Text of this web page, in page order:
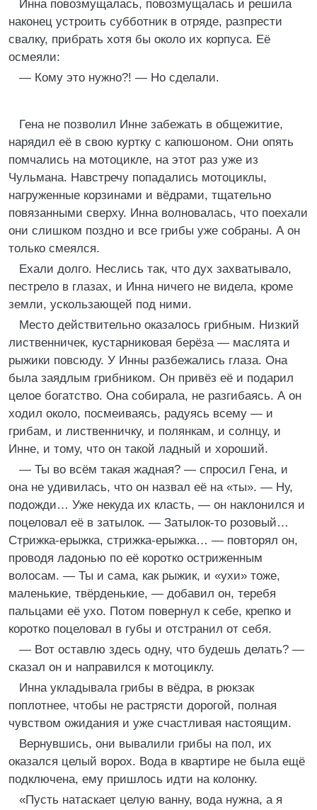
Инна повозмущалась, повозмущалась и решила
наконец устроить субботник в отряде, разпрести
свалку, прибрать хотя бы около их корпуса. Её
осмеяли:
— Кому это нужно?! — Но сделали.
Гена не позволил Инне забежать в общежитие,
нарядил её в свою куртку с капюшоном. Они опять
помчались на мотоцикле, на этот раз уже из
Чульмана. Навстречу попадались мотоциклы,
нагруженные корзинами и вёдрами, тщательно
повязанными сверху. Инна волновалась, что поехали
они слишком поздно и все грибы уже собраны. А он
только смеялся.
Ехали долго. Неслись так, что дух захватывало,
пестрело в глазах, и Инна ничего не видела, кроме
земли, ускользающей под ними.
Место действительно оказалось грибным. Низкий
лиственничек, кустарниковая берёза — маслята и
рыжики повсюду. У Инны разбежались глаза. Она
была заядлым грибником. Он привёз её и подарил
целое богатство. Она собирала, не разгибаясь. А он
ходил около, посмеиваясь, радуясь всему — и
грибам, и лиственничку, и полянкам, и солнцу, и
Инне, и тому, что он такой ладный и хороший.
— Ты во всём такая жадная? — спросил Гена, и
она не удивилась, что он назвал её на «ты». — Ну,
подожди… Уже некуда их класть, — он наклонился и
поцеловал её в затылок. — Затылок-то розовый…
Стрижка-ерыжка, стрижка-ерыжка… — повторял он,
проводя ладонью по её коротко остриженным
волосам. — Ты и сама, как рыжик, и «ухи» тоже,
маленькие, твёрденькие, — добавил он, теребя
пальцами её ухо. Потом повернул к себе, крепко и
коротко поцеловал в губы и отстранил от себя.
— Вот оставлю здесь одну, что будешь делать? —
сказал он и направился к мотоциклу.
Инна укладывала грибы в вёдра, в рюкзак
поплотнее, чтобы не растрясти дорогой, полная
чувством ожидания и уже счастливая настоящим.
Вернувшись, они вывалили грибы на пол, их
оказался целый ворох. Вода в квартире не была ещё
подключена, ему пришлось идти на колонку.
«Пусть натаскает целую ванну, вода нужна, а я